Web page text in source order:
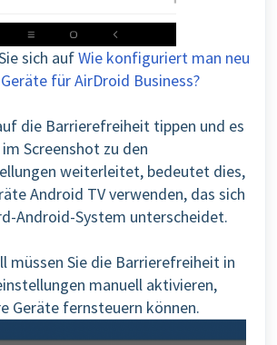
sich aufWie konfiguriert man neu
für AirDroid Business?
die Barrierefreiheit tippen und es
Screenshot zu den
weiterleitet, bedeutet dies,
Android TV verwenden, das sich
Android-System unterscheidet.
müssen Sie die Barrierefreiheit in
manuell aktivieren,
Geräte fernsteuern können.